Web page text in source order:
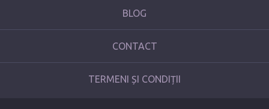
BLOG
CONTACT
TERMENI ȘI CONDIȚII